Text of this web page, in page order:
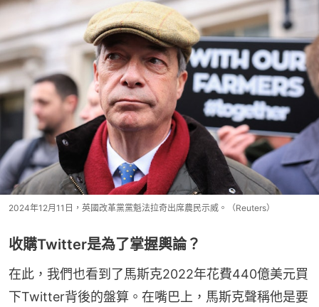
2024年12月11日，英國改革黨黨魁法拉奇出席農民示威。（Reuters）
收購Twitter是為了掌握輿論？
在此，我們也看到了馬斯克2022年花費440億美元買
下Twitter背後的盤算。在嘴巴上，馬斯克聲稱他是要